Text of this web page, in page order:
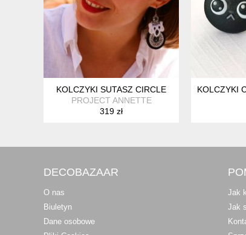
KOLCZYKI SUTASZ CIRCLE
PROJECT ANNETTE
319 zł
KOLCZYKI
DECOBAZAAR
O nas
Biuletyn
Dane osobowe
Jak
Jak